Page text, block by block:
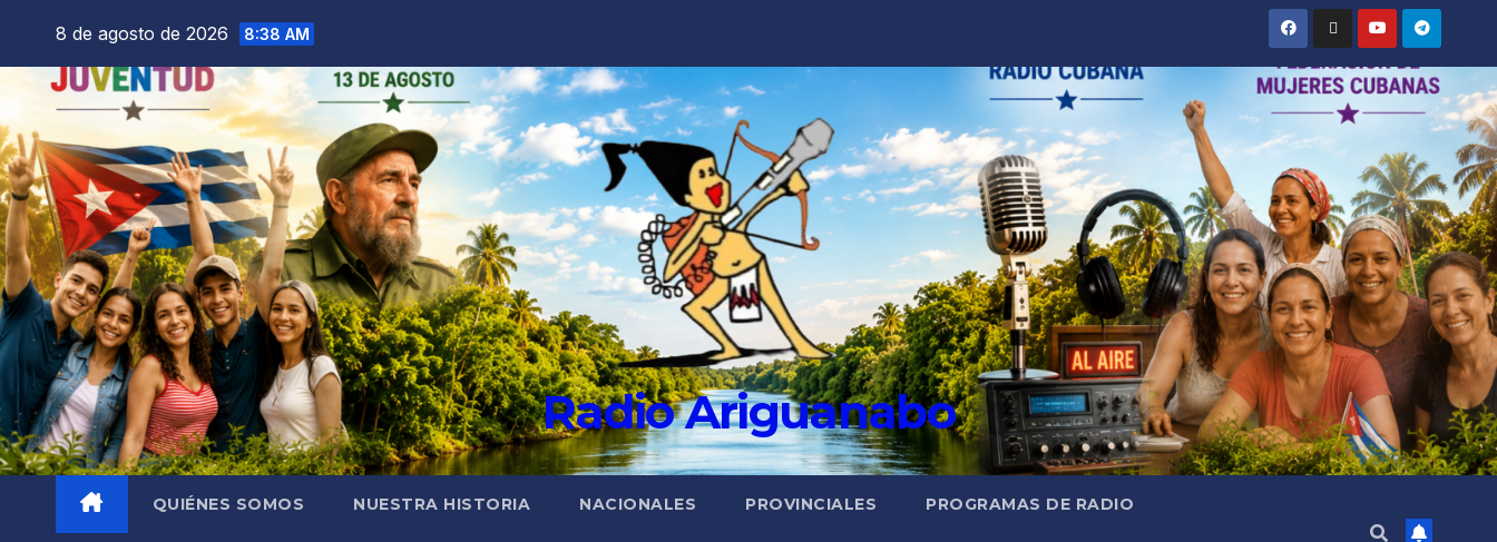
8 de agosto de 2026 8:38 AM
Radio Ariguanabo
QUIÉNES SOMOS NUESTRA HISTORIA NACIONALES PROVINCIALES PROGRAMAS DE RADIO